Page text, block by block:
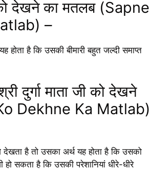
को देखने का मतलब (Sapne
–
होता है कि उसकी बीमारी बहुत जल्दी समाप्त
दुर्गा माता जी को देखने
Dekhne Ka Matlab)
देखता है तो उसका अर्थ यह होता है कि उसको
हो सकता है कि उसकी परेशानियां धीरे-धीरे